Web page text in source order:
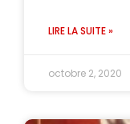
LIRE LA SUITE »
octobre 2, 2020